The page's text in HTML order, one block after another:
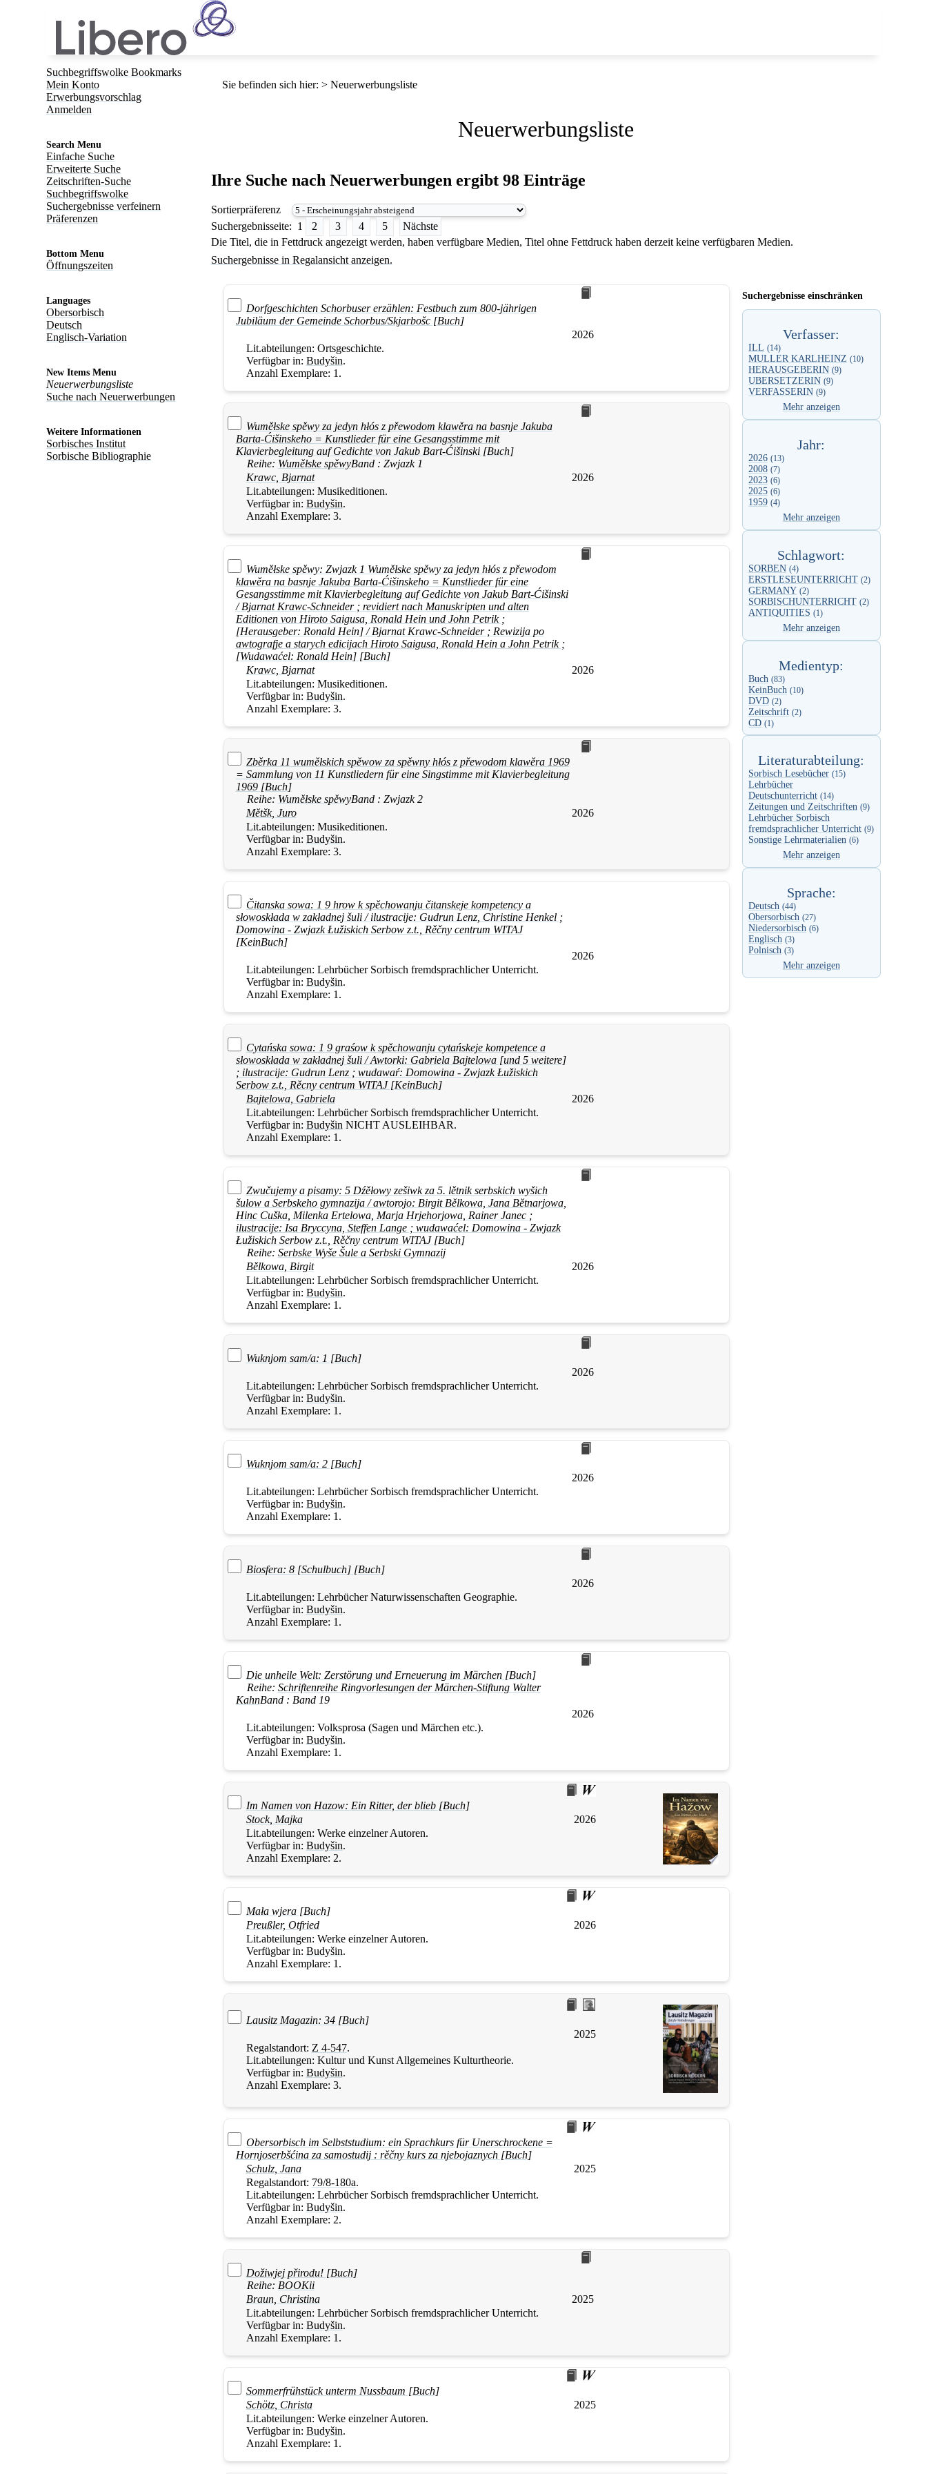
Suchbegriffswolke Bookmarks
Mein Konto
Erwerbungsvorschlag
Anmelden
Search Menu
Einfache Suche
Erweiterte Suche
Zeitschriften-Suche
Suchbegriffswolke
Suchergebnisse verfeinern
Präferenzen
Bottom Menu
Öffnungszeiten
Languages
Obersorbisch
Deutsch
Englisch-Variation
New Items Menu
Neuerwerbungsliste
Suche nach Neuerwerbungen
Weitere Informationen
Sorbisches Institut
Sorbische Bibliographie
Sie befinden sich hier: Neuerwerbungsliste
Neuerwerbungsliste
Ihre Suche nach Neuerwerbungen ergibt98 Einträge
Sortierpräferenz
Suchergebnisseite: 1 2 3 4 5
Nächste
Die Titel, die in Fettdruck angezeigt werden, haben verfügbare Medien, Titel ohne Fettdruck haben derzeit keine verfügbaren Medien.
Suchergebnisse einschränken
Verfasser:
ILL (14)
MULLER KARLHEINZ (10)
HERAUSGEBERIN (9)
UBERSETZERIN (9)
VERFASSERIN (9)
Mehr anzeigen
Jahr:
2026 (13)
2008 (7)
2023 (6)
2025 (6)
1959 (4)
Mehr anzeigen
Schlagwort:
SORBEN (4)
ERSTLESEUNTERRICHT (2)
GERMANY (2)
SORBISCHUNTERRICHT (2)
ANTIQUITIES (1)
Mehr anzeigen
Medientyp:
Buch (83)
KeinBuch (10)
DVD (2)
Zeitschrift (2)
CD (1)
Literaturabteilung:
Sorbisch Lesebücher (15)
Lehrbücher
Deutschunterricht (14)
Zeitungen und Zeitschriften (9)
Lehrbücher Sorbisch
fremdsprachlicher Unterricht (9)
Sonstige Lehrmaterialien (6)
Mehr anzeigen
Sprache:
Deutsch (44)
Obersorbisch (27)
Niedersorbisch (6)
Englisch (3)
Polnisch (3)
Mehr anzeigen
Suchergebnisse in Regalansicht anzeigen.
Dorfgeschichten Schorbuser erzählen: Festbuch zum 800-jährigen
Jubiläum der Gemeinde Schorbus/Skjarbošc [Buch]
2026
Lit.abteilungen: Ortsgeschichte.
Verfügbar in: Budyšin.
Anzahl Exemplare: 1.
Wuměłske spěwy za jedyn hłós z přewodom klawěra na basnje Jakuba
Barta-Ćišinskeho = Kunstlieder für eine Gesangsstimme mit
Klavierbegleitung auf Gedichte von Jakub Bart-Ćišinski [Buch]
Reihe: Wuměłske spěwyBand : Zwjazk 1
Krawc, Bjarnat
2026
Lit.abteilungen: Musikeditionen.
Verfügbar in: Budyšin.
Anzahl Exemplare: 3.
Wuměłske spěwy: Zwjazk 1 Wuměłske spěwy za jedyn hłós z přewodom
klawěra na basnje Jakuba Barta-Ćišinskeho = Kunstlieder für eine
Gesangsstimme mit Klavierbegleitung auf Gedichte von Jakub Bart-Ćišinski
/ Bjarnat Krawc-Schneider ; revidiert nach Manuskripten und alten
Editionen von Hiroto Saigusa, Ronald Hein und John Petrik ;
[Herausgeber: Ronald Hein] / Bjarnat Krawc-Schneider ; Rewizija po
awtografje a starych edicijach Hiroto Saigusa, Ronald Hein a John Petrik ;
[Wudawaćel: Ronald Hein] [Buch]
Krawc, Bjarnat
2026
Lit.abteilungen: Musikeditionen.
Verfügbar in: Budyšin.
Anzahl Exemplare: 3.
Zběrka 11 wuměłskich spěwow za spěwny hłós z přewodom klawěra 1969
= Sammlung von 11 Kunstliedern für eine Singstimme mit Klavierbegleitung
1969 [Buch]
Reihe: Wuměłske spěwyBand : Zwjazk 2
Mětšk, Juro
2026
Lit.abteilungen: Musikeditionen.
Verfügbar in: Budyšin.
Anzahl Exemplare: 3.
Čitanska sowa: 1 9 hrow k spěchowanju čitanskeje kompetency a
słowoskłada w zakładnej šuli / ilustracije: Gudrun Lenz, Christine Henkel ;
Domowina - Zwjazk Łužiskich Serbow z.t., Rěčny centrum WITAJ
[KeinBuch]
2026
Lit.abteilungen: Lehrbücher Sorbisch fremdsprachlicher Unterricht.
Verfügbar in: Budyšin.
Anzahl Exemplare: 1.
Cytańska sowa: 1 9 graśow k spěchowanju cytańskeje kompetence a
słowoskłada w zakładnej šuli / Awtorki: Gabriela Bajtelowa [und 5 weitere]
; ilustracije: Gudrun Lenz ; wudawaŕ: Domowina - Zwjazk Łužiskich
Serbow z.t., Rěcny centrum WITAJ [KeinBuch]
Bajtelowa, Gabriela
2026
Lit.abteilungen: Lehrbücher Sorbisch fremdsprachlicher Unterricht.
Verfügbar in: Budyšin NICHT AUSLEIHBAR.
Anzahl Exemplare: 1.
Zwučujemy a pisamy: 5 Dźěłowy zešiwk za 5. lětnik serbskich wyšich
šulow a Serbskeho gymnazija / awtorojo: Birgit Bělkowa, Jana Bětnarjowa,
Hinc Cuška, Milenka Ertelowa, Marja Hrjehorjowa, Rainer Janec ;
ilustracije: Isa Bryccyna, Steffen Lange ; wudawaćel: Domowina - Zwjazk
Łužiskich Serbow z.t., Rěčny centrum WITAJ [Buch]
Reihe: Serbske Wyše Šule a Serbski Gymnazij
Bělkowa, Birgit
2026
Lit.abteilungen: Lehrbücher Sorbisch fremdsprachlicher Unterricht.
Verfügbar in: Budyšin.
Anzahl Exemplare: 1.
Wuknjom sam/a: 1 [Buch]
2026
Lit.abteilungen: Lehrbücher Sorbisch fremdsprachlicher Unterricht.
Verfügbar in: Budyšin.
Anzahl Exemplare: 1.
Wuknjom sam/a: 2 [Buch]
2026
Lit.abteilungen: Lehrbücher Sorbisch fremdsprachlicher Unterricht.
Verfügbar in: Budyšin.
Anzahl Exemplare: 1.
Biosfera: 8 [Schulbuch] [Buch]
2026
Lit.abteilungen: Lehrbücher Naturwissenschaften Geographie.
Verfügbar in: Budyšin.
Anzahl Exemplare: 1.
Die unheile Welt: Zerstörung und Erneuerung im Märchen [Buch]
Reihe: Schriftenreihe Ringvorlesungen der Märchen-Stiftung Walter
KahnBand : Band 19
2026
Lit.abteilungen: Volksprosa (Sagen und Märchen etc.).
Verfügbar in: Budyšin.
Anzahl Exemplare: 1.
Im Namen von Hazow: Ein Ritter, der blieb [Buch]
Stock, Majka
2026
Lit.abteilungen: Werke einzelner Autoren.
Verfügbar in: Budyšin.
Anzahl Exemplare: 2.
Mała wjera [Buch]
Preußler, Otfried
2026
Lit.abteilungen: Werke einzelner Autoren.
Verfügbar in: Budyšin.
Anzahl Exemplare: 1.
Lausitz Magazin: 34 [Buch]
2025
Regalstandort: Z 4-547.
Lit.abteilungen: Kultur und Kunst Allgemeines Kulturtheorie.
Verfügbar in: Budyšin.
Anzahl Exemplare: 3.
Obersorbisch im Selbststudium: ein Sprachkurs für Unerschrockene =
Hornjoserbšćina za samostudij : rěčny kurs za njebojaznych [Buch]
Schulz, Jana
2025
Regalstandort: 79/8-180a.
Lit.abteilungen: Lehrbücher Sorbisch fremdsprachlicher Unterricht.
Verfügbar in: Budyšin.
Anzahl Exemplare: 2.
Dožiwjej přirodu! [Buch]
Reihe: BOOKii
Braun, Christina
2025
Lit.abteilungen: Lehrbücher Sorbisch fremdsprachlicher Unterricht.
Verfügbar in: Budyšin.
Anzahl Exemplare: 1.
Sommerfrühstück unterm Nussbaum [Buch]
Schötz, Christa
2025
Lit.abteilungen: Werke einzelner Autoren.
Verfügbar in: Budyšin.
Anzahl Exemplare: 1.